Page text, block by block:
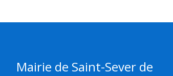
Mairie de Saint-Sever de